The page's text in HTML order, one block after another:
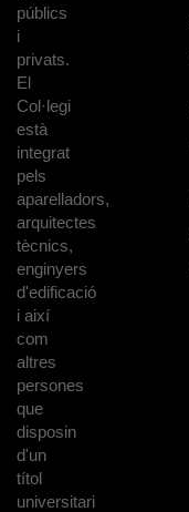
públics
i
privats.
El
Col·legi
està
integrat
pels
aparelladors,
arquitectes
tècnics,
enginyers
d'edificació
i així
com
altres
persones
que
disposin
d'un
títol
universitari